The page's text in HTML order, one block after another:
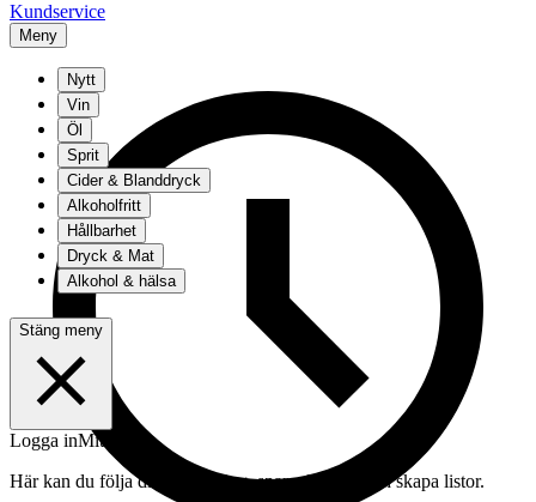
Kundservice
Meny
Nytt
Vin
Öl
Sprit
Cider & Blanddryck
Alkoholfritt
Hållbarhet
Dryck & Mat
Alkohol & hälsa
Stäng meny
Logga inMitt konto
Här kan du följa din beställning, spara drycker och skapa listor.